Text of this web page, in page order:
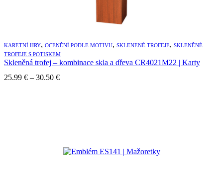
KARETNÍ HRY, OCENĚNÍ PODLE MOTIVU, SKLENENÉ TROFEJE, SKLENĚNÉ
TROFEJE S POTISKEM
Skleněná trofej – kombinace skla a dřeva CR4021M22 | Karty
25.99 € – 30.50 €Price